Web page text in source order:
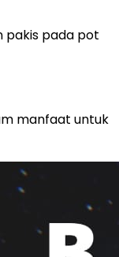
pada pot
manfaat untuk